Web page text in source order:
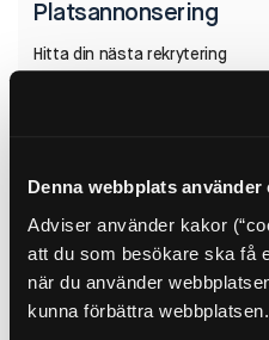
Denna webbplats använder
Adviser använder kakor
att du som besökare ska få
när du använder
kunna förbättra webbplatsen.
Platsannonsering
Hitta din nästa rekrytering